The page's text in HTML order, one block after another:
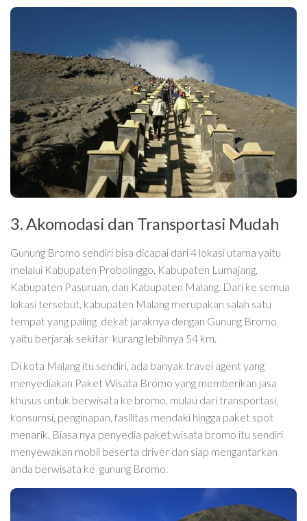
3. Akomodasi dan Transportasi Mudah
Gunung Bromo sendiri bisa dicapai dari 4 lokasi utama yaitu
melalui Kabupaten Probolinggo, Kabupaten Lumajang,
Kabupaten Pasuruan, dan Kabupaten Malang. Dari ke semua
lokasi tersebut, kabupaten Malang merupakan salah satu
tempat yang paling dekat jaraknya dengan Gunung Bromo
yaitu berjarak sekitar kurang lebihnya 54 km.
Di kota Malang itu sendiri, ada banyak travel agent yang
menyediakan Paket Wisata Bromo yang memberikan jasa
khusus untuk berwisata ke bromo, mulau dari transportasi,
konsumsi, penginapan, fasilitas mendaki hingga paket spot
menarik. Biasa nya penyedia paket wisata bromo itu sendiri
menyewakan mobil beserta driver dan siap mengantarkan
anda berwisata ke gunung Bromo.